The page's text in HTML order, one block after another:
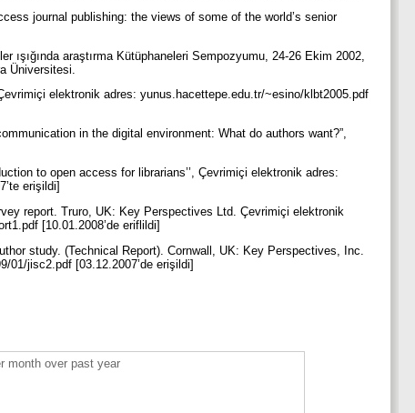
journal publishing: the views of some of the world’s senior
ışığında araştırma Kütüphaneleri Sempozyumu, 24-26 Ekim 2002,
Üniversitesi.
elektronik adres: yunus.hacettepe.edu.tr/~esino/klbt2005.pdf
in the digital environment: What do authors want?”,
to open access for librarians’’, Çevrimiçi elektronik adres:
erişildi]
report. Truro, UK: Key Perspectives Ltd. Çevrimiçi elektronik
[10.01.2008’de eriflildi]
study. (Technical Report). Cornwall, UK: Key Perspectives, Inc.
01/jisc2.pdf [03.12.2007’de erişildi]
month over past year